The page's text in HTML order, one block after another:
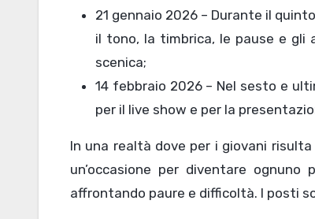
21 gennaio 2026 – Durante il
il tono, la timbrica, le pause e gli
scenica;
14 febbraio 2026 – Nel sesto e
per il live show e per la
In una realtà dove per i giovani
un’occasione per diventare
affrontando paure e difficoltà. I posti